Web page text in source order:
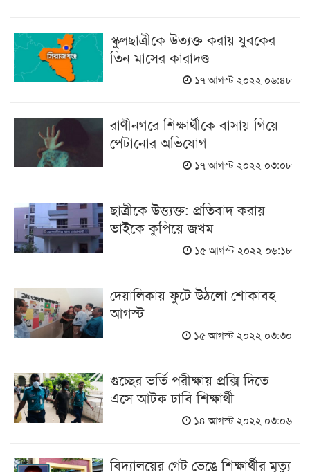
স্কুলছাত্রীকে উত্যক্ত করায় যুবকের
তিন মাসের কারাদণ্ড
১৭ আগস্ট ২০২২ ০৬:৪৮
রাণীনগরে শিক্ষার্থীকে বাসায় গিয়ে
পেটানোর অভিযোগ
১৭ আগস্ট ২০২২ ০৩:০৮
ছাত্রীকে উত্ত্যক্ত: প্রতিবাদ করায়
ভাইকে কুপিয়ে জখম
১৫ আগস্ট ২০২২ ০৬:১৮
দেয়ালিকায় ফুটে উঠলো শোকাবহ
আগস্ট
১৫ আগস্ট ২০২২ ০৩:৩০
গুচ্ছের ভর্তি পরীক্ষায় প্রক্সি দিতে
এসে আটক ঢাবি শিক্ষার্থী
১৪ আগস্ট ২০২২ ০৩:০৬
বিদ্যালয়ের গেট ভেঙে শিক্ষার্থীর মৃত্যু